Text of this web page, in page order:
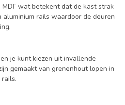
wat betekent dat de kast strak
rails waardoor de deuren
je kunt kiezen uit invallende
gemaakt van grenenhout lopen in